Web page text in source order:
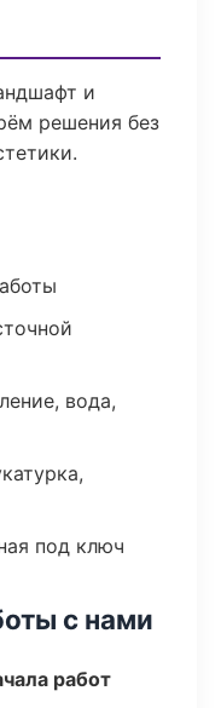
и
решения без
вода,
под ключ
с нами
работ